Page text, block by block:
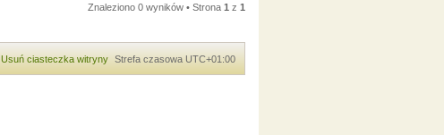
Znaleziono 0 wyników • Strona 1 z 1
Strefa czasowa UTC+01:00
Usuń ciasteczka witryny